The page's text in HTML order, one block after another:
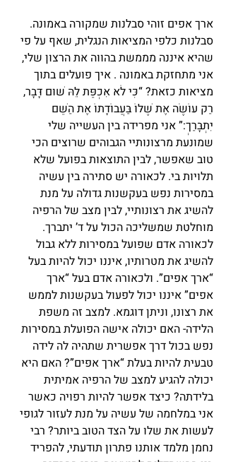
ארך אפים זוהי סבלנות שמקורה באמונה.
סבלנות כלפי המציאות הנגלית, שאף על פי
שהיא איננה מממשת בהווה את הרצון שלי,
אני מתחזקת באמונה . איך פועלים בתוך
מציאות כזאת? “כִּי לֹא אִכְפַּת לֵהּ שׁוּם דָּבָר,
רַק עוֹשֶׂה אֶת שֶׁלּוֹ בַּעֲבוֹדָתוֹ אֶת הַשֵּׁם
יִתְבָּרַךְ:” אני מפרידה בין העשייה שלי
שמונעת מרצונותיי הגבוהים שרוצים הכי
טוב שאפשר, לבין התוצאות בפועל שלא
תלויות בי. לכאורה יש סתירה בין עשיה
במסירות נפש בעקשנות גדולה על מנת
להשיג את רצונותיי, לבין מצב של הרפיה
מוחלטת שמשליכה הכול על ד’ יתברך.
לכאורה אדם שפועל במסירות ללא גבול
להשיג את מטרותיו, איננו יכול להיות בעל
“ארך אפים”. ולכאורה אדם בעל “ארך
אפים” איננו יכול לפעול בעקשנות לממש
את רצונו, וניתן דוגמא. למצב זה משפת
הלידה- האם יכולה אישה הפועלת במסירות
נפש בכול דרך אפשרית שתהיה לה לידה
טבעית להיות בעלת “ארך אפים”? האם היא
יכולה להגיע למצב של הרפיה אמיתית
בלידתה? כיצד אפשר להיות רפויה כאשר
אני במלחמה של עשיה על מנת לעזור לגופי
לעשות את שלו על הצד הטוב ביותר? רבי
נחמן מלמד אותנו פתרון תודעתי, להפריד